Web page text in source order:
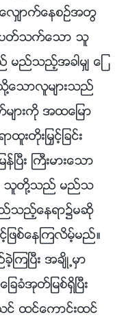
လွ်ာက္ေနစဥ္အတြ
ပတ္သက္ေသာ သူ
မည္သည့္အခါမွ် ေျ
ေသာလူမ်ားသည္
ားကို အထေျမာ
းတိုးျမႇင့္ျခင္း
ပီး ႀကီးမားေသာ
က သူတို႔သည္ မည္သ
သည့္ေနရာ၌မဆို
ဖစ္ေနၾကလိမ့္မည္။
ၿပီး အခ်ိဳ႕မွာ
ခံအုတ္ျမစ္ရွိၿပီး
င္ ထင္ေကာင္းထင္